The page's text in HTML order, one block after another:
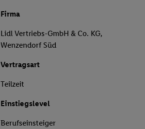
Firma
Lidl Vertriebs-GmbH & Co. KG,
Wenzendorf Süd
Vertragsart
Teilzeit
Einstiegslevel
Berufseinsteiger